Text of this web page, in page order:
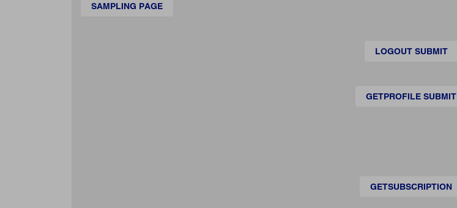
SAMPLING PAGE
LOGOUT SUBMIT
GETPROFILE SUBMIT
GETSUBSCRIPTION